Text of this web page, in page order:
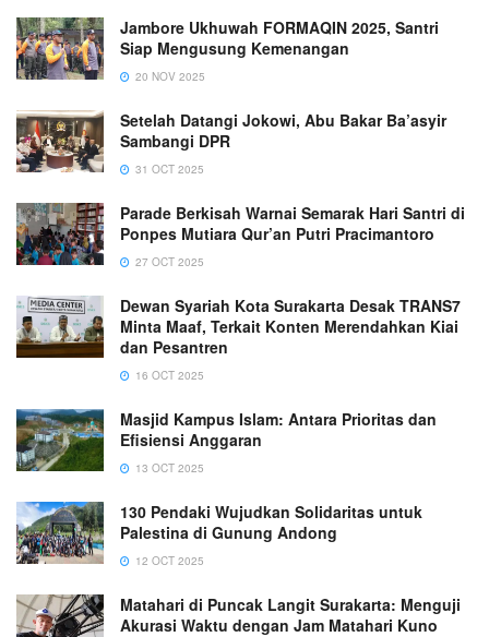
Jambore Ukhuwah FORMAQIN 2025, Santri
Siap Mengusung Kemenangan
20 NOV 2025
Setelah Datangi Jokowi, Abu Bakar Ba’asyir
Sambangi DPR
31 OCT 2025
Parade Berkisah Warnai Semarak Hari Santri di
Ponpes Mutiara Qur’an Putri Pracimantoro
27 OCT 2025
Dewan Syariah Kota Surakarta Desak TRANS7
Minta Maaf, Terkait Konten Merendahkan Kiai
dan Pesantren
16 OCT 2025
Masjid Kampus Islam: Antara Prioritas dan
Efisiensi Anggaran
13 OCT 2025
130 Pendaki Wujudkan Solidaritas untuk
Palestina di Gunung Andong
12 OCT 2025
Matahari di Puncak Langit Surakarta: Menguji
Akurasi Waktu dengan Jam Matahari Kuno